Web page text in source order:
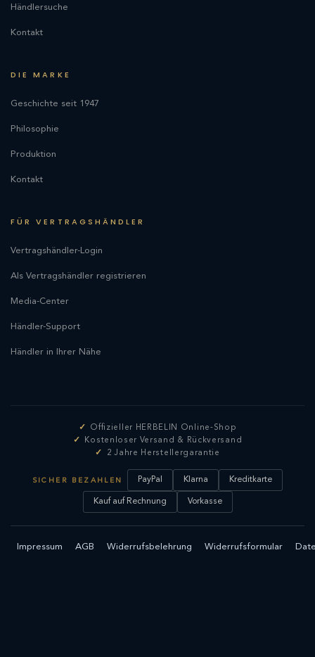
Händlersuche
Kontakt
DIE MARKE
Geschichte seit 1947
Philosophie
Produktion
Kontakt
FÜR VERTRAGSHÄNDLER
Vertragshändler-Login
Als Vertragshändler registrieren
Media-Center
Händler-Support
Händler in Ihrer Nähe
Offizieller HERBELIN Online-Shop
Kostenloser Versand & Rückversand
2 Jahre Herstellergarantie
SICHER BEZAHLEN PayPal Klarna Kreditkarte
Kauf auf Rechnung Vorkasse
Impressum AGB Widerrufsbelehrung Widerrufsformular